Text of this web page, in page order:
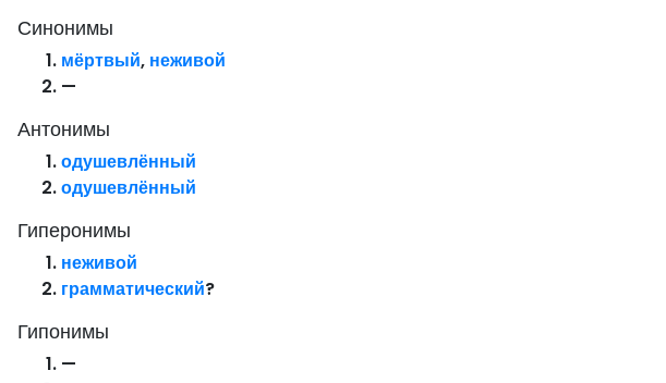
Синонимы
мёртвый, неживой
—
Антонимы
одушевлённый
одушевлённый
Гиперонимы
неживой
грамматический?
Гипонимы
—